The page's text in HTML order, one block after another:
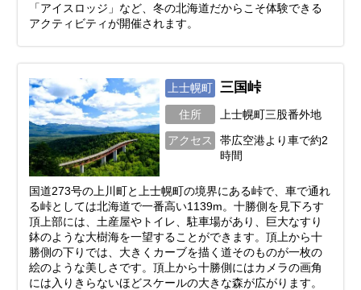
「アイスロッジ」など、冬の北海道だからこそ体験できる
アクティビティが開催されます。
上士幌町 三国峠
住所 上士幌町三股番外地
アクセス
帯広空港より車で約2
時間
国道273号の上川町と上士幌町の境界にある峠で、車で通れ
る峠としては北海道で一番高い1139m。十勝側を見下ろす
頂上部には、土産屋やトイレ、駐車場があり、巨大なすり
鉢のような大樹海を一望することができます。頂上から十
勝側の下りでは、大きくカーブを描く道そのものが一枚の
絵のような美しさです。頂上から十勝側にはカメラの画角
には入りきらないほどスケールの大きな森が広がります。